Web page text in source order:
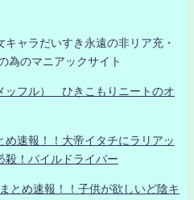
ャラだいすき永遠の非リア充・
為のマニアックサイト
ッフル） ひきこもりニートのオ
め速報！！大帝イタチにラリアッ
殺！パイルドライバー
とめ速報！！子供が欲しいど陰キ